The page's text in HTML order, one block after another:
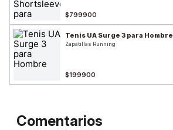
$799900
Tenis UA Surge 3 para Hombre
Zapatillas Running
$199900
Comentarios